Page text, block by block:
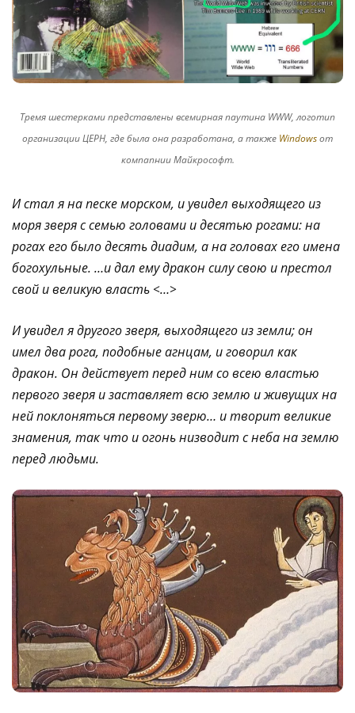
Тремя шестерками представлены всемирная паутина WWW, логотип
организации ЦЕРН, где была она разработана, а также Windowsот
компапнии Майкрософт.
И стал я на песке морском, и увидел выходящего из
моря зверя с семью головами и десятью рогами: на
рогах его было десять диадим, а на головах его имена
богохульные. …и дал ему дракон силу свою и престол
свой и великую власть <…>
И увидел я другого зверя, выходящего из земли; он
имел два рога, подобные агнцам, и говорил как
дракон. Он действует перед ним со всею властью
первого зверя и заставляет всю землю и живущих на
ней поклоняться первому зверю… и творит великие
знамения, так что и огонь низводит с неба на землю
перед людьми.